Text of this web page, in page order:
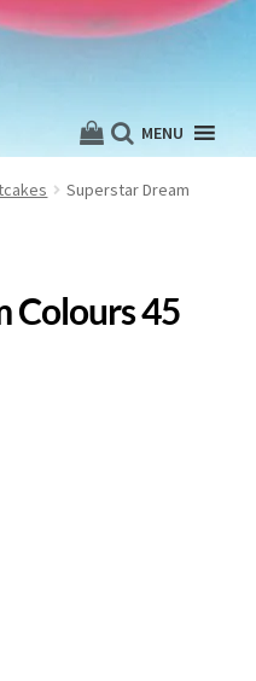
MENU
Superstar Dream
Colours 45